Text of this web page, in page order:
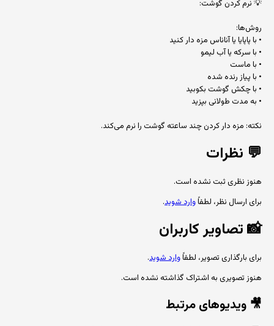
💡 نرم کردن گوشت:
روش‌ها:
• با پاپایا یا آناناس مزه دار کنید
• با سرکه یا آب لیمو
• با ماست
• با پیاز رنده شده
• با چکش گوشت بکوبید
• به مدت طولانی بپزید
نکته: مزه دار کردن چند ساعته گوشت را نرم می‌کند.
💬 نظرات
هنوز نظری ثبت نشده است.
برای ارسال نظر، لطفاًوارد شوید.
📸تصاویر کاربران
برای بارگذاری تصویر، لطفاًوارد شوید.
هنوز تصویری به اشتراک گذاشته نشده است.
🎥 ویدیوهای مرتبط